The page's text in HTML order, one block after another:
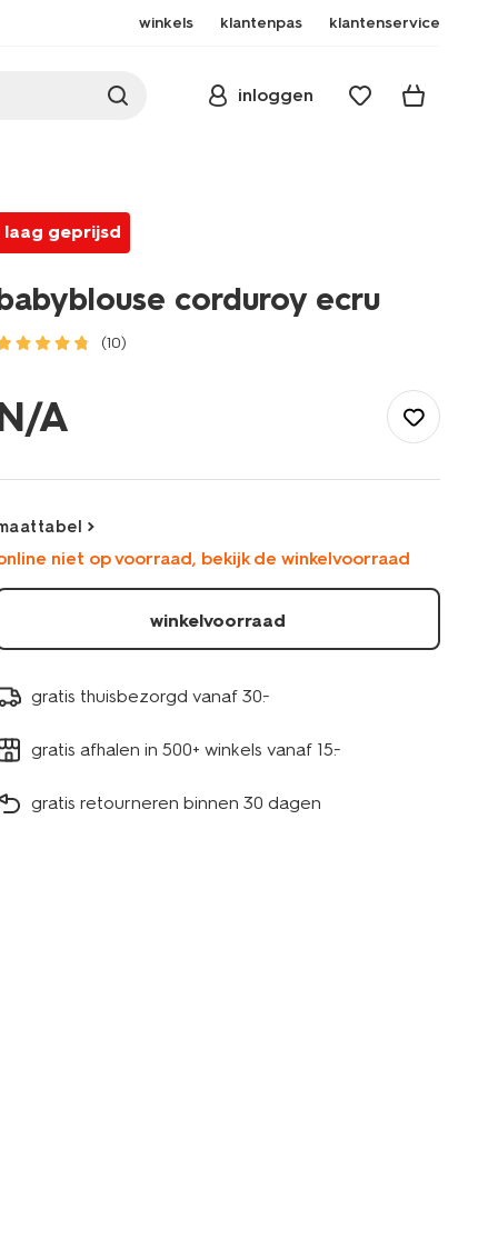
winkels klantenpas klantenservice
inloggen
laag geprijsd
corduroy ecru
(10)
shirt-
blouses/babyblouse-
A
niet op voorraad, bekijk de winkelvoorraad
winkelvoorraad
gratis thuisbezorgd vanaf 30.-
gratis afhalen in 500+ winkels vanaf 15.-
gratis retourneren binnen 30 dagen